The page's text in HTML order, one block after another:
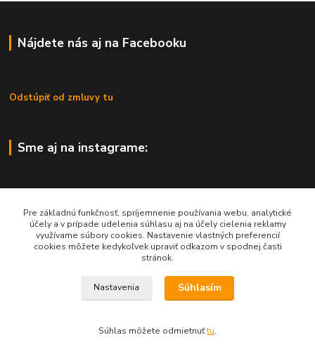
Nájdete nás aj na Facebooku
Odstúpiť od zmluvy tu
Sme aj na instagrame:
Dôležité informácie
OBCHODNÉ PODMIENKY
Pre základnú funkčnosť, spríjemnenie používania webu, analytické
účely a v prípade udelenia súhlasu aj na účely cielenia reklamy
využívame súbory cookies. Nastavenie vlastných preferencií
cookies môžete kedykoľvek upraviť odkazom v spodnej časti
stránok.
Nastavenia Súhlasím
Súhlas môžete odmietnuťtu.